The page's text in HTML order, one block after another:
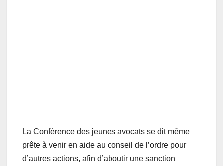
La Conférence des jeunes avocats se dit même
prête à venir en aide au conseil de l’ordre pour
d’autres actions, afin d’aboutir une sanction